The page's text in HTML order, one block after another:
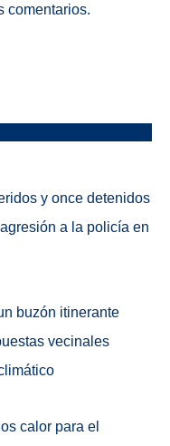
comentarios.
y once detenidos
a la policía en
buzón itinerante
vecinales
calor para el